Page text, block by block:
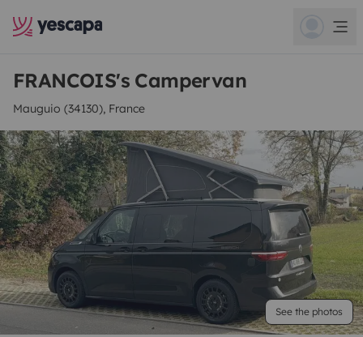
FRANCOIS's Campervan
Mauguio (34130), France
See the photos